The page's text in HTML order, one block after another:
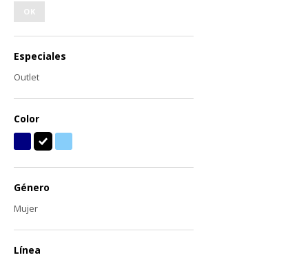
OK
Especiales
Outlet
Color
Género
Mujer
Línea